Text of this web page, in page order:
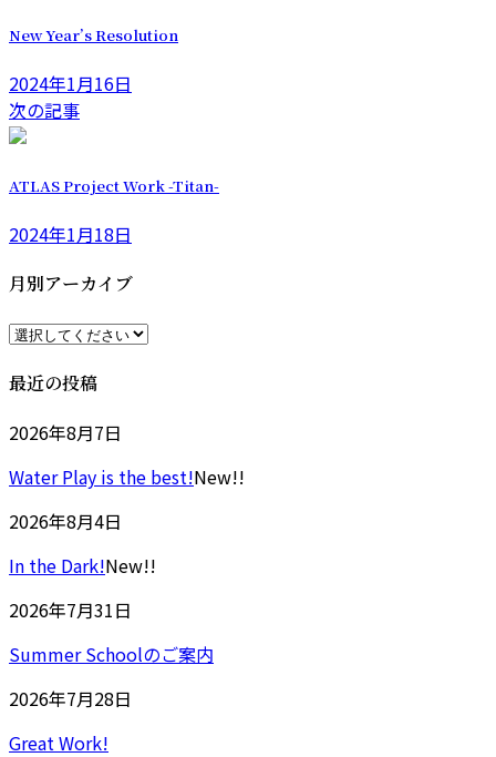
New Year’s Resolution
2024年1月16日
次の記事
ATLAS Project Work -Titan-
2024年1月18日
月別アーカイブ
最近の投稿
2026年8月7日
Water Play is the best!New!!
2026年8月4日
In the Dark!New!!
2026年7月31日
Summer Schoolのご案内
2026年7月28日
Great Work!